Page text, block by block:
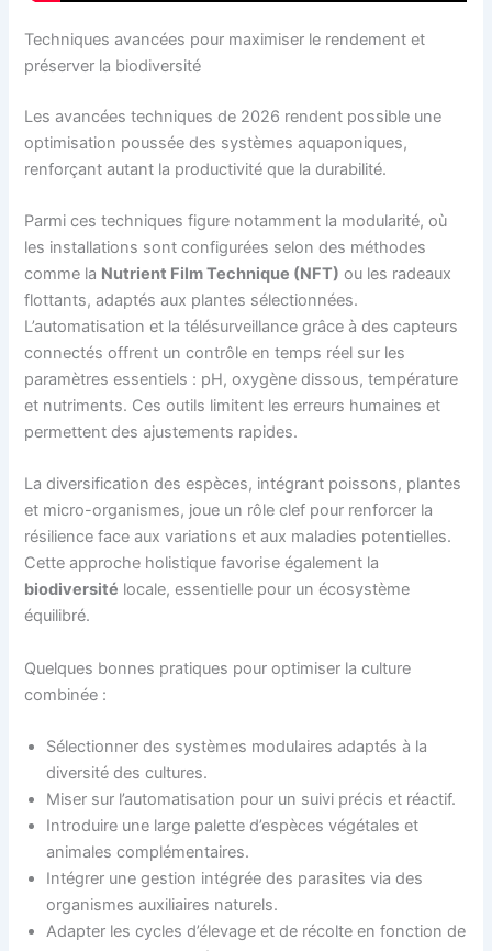
Techniques avancées pour maximiser le rendement et
préserver la biodiversité
Les avancées techniques de 2026 rendent possible une
optimisation poussée des systèmes aquaponiques,
renforçant autant la productivité que la durabilité.
Parmi ces techniques figure notamment la modularité, où
les installations sont configurées selon des méthodes
comme la Nutrient Film Technique (NFT) ou les radeaux
flottants, adaptés aux plantes sélectionnées.
L’automatisation et la télésurveillance grâce à des capteurs
connectés offrent un contrôle en temps réel sur les
paramètres essentiels : pH, oxygène dissous, température
et nutriments. Ces outils limitent les erreurs humaines et
permettent des ajustements rapides.
La diversification des espèces, intégrant poissons, plantes
et micro-organismes, joue un rôle clef pour renforcer la
résilience face aux variations et aux maladies potentielles.
Cette approche holistique favorise également la
biodiversité locale, essentielle pour un écosystème
équilibré.
Quelques bonnes pratiques pour optimiser la culture
combinée :
Sélectionner des systèmes modulaires adaptés à la
diversité des cultures.
Miser sur l’automatisation pour un suivi précis et réactif.
Introduire une large palette d’espèces végétales et
animales complémentaires.
Intégrer une gestion intégrée des parasites via des
organismes auxiliaires naturels.
Adapter les cycles d’élevage et de récolte en fonction de